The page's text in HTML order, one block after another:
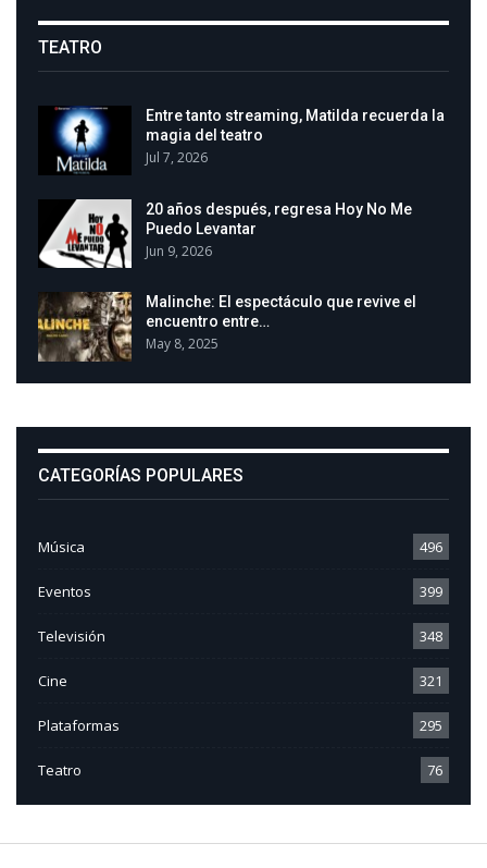
TEATRO
Entre tanto streaming, Matilda recuerda la
magia del teatro
Jul 7, 2026
20 años después, regresa Hoy No Me
Puedo Levantar
Jun 9, 2026
Malinche: El espectáculo que revive el
encuentro entre…
May 8, 2025
CATEGORÍAS POPULARES
Música 496
Eventos 399
Televisión 348
Cine 321
Plataformas 295
Teatro 76